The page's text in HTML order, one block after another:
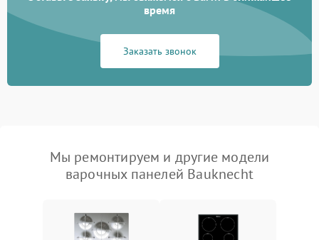
время
Заказать звонок
Мы ремонтируем и другие модели
варочных панелей Bauknecht